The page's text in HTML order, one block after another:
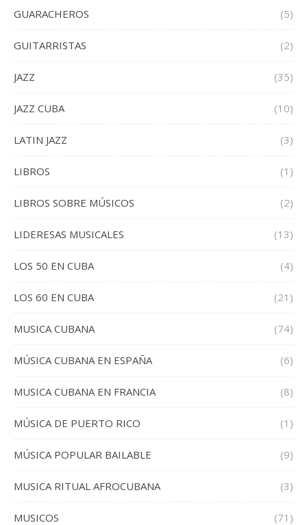
GUARACHEROS (5)
GUITARRISTAS (2)
JAZZ (35)
JAZZ CUBA (10)
LATIN JAZZ (3)
LIBROS (1)
LIBROS SOBRE MÚSICOS (2)
LIDERESAS MUSICALES (13)
LOS 50 EN CUBA (4)
LOS 60 EN CUBA (21)
MUSICA CUBANA (74)
MÚSICA CUBANA EN ESPAÑA (6)
MUSICA CUBANA EN FRANCIA (8)
MÚSICA DE PUERTO RICO (1)
MÚSICA POPULAR BAILABLE (9)
MUSICA RITUAL AFROCUBANA (3)
MUSICOS (71)